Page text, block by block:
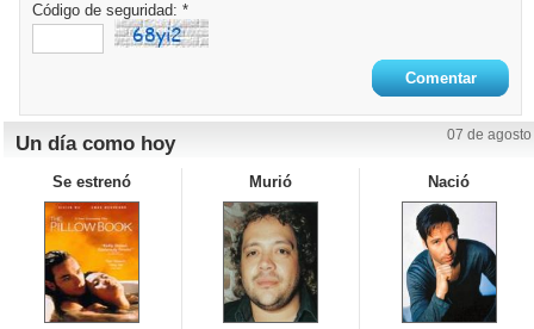
Código de seguridad: *
Un día como hoy 07 de agosto
Se estrenó Murió Nació